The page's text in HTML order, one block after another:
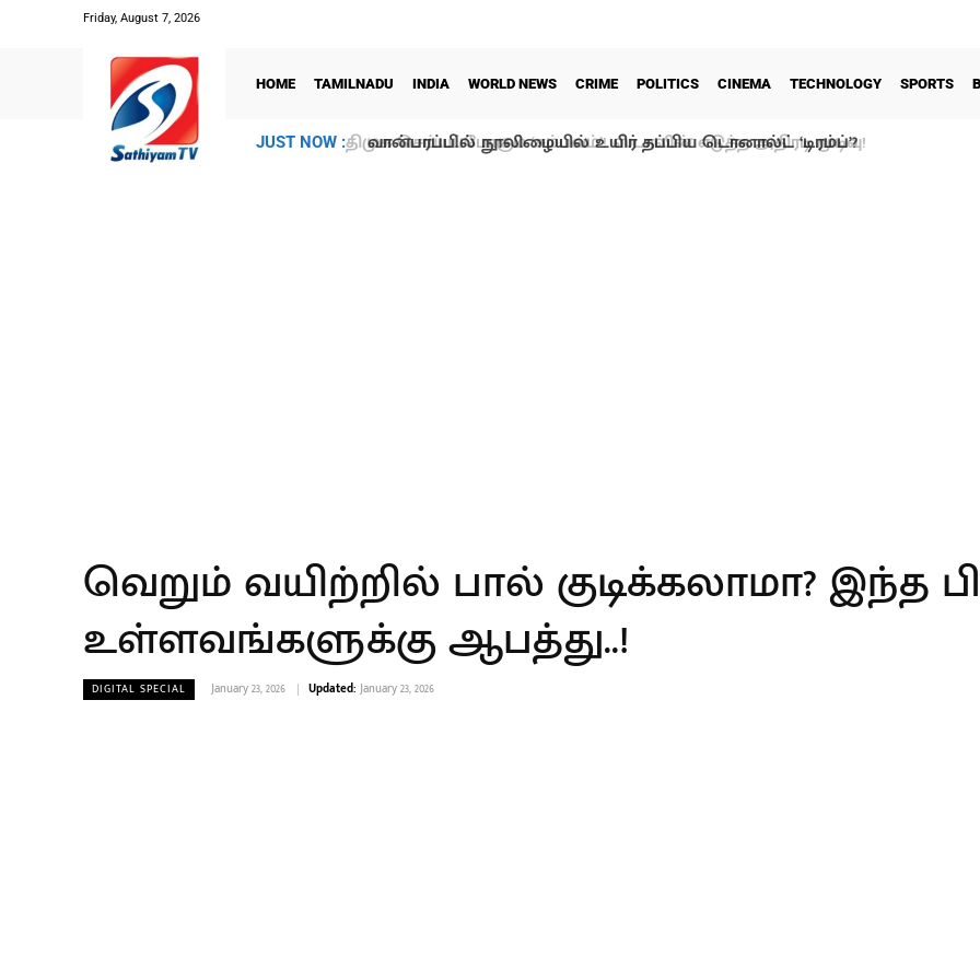
Friday, August 7, 2026
HOME TAMILNADU INDIA WORLD NEWS CRIME POLITICS CINEMA TECHNOLOGY SPORTS
JUST NOW : வான்பரப்பில் நூலிழையில் உயிர் தப்பிய டொனால்ட் ‘டிரம்ப்’?
வெறும் வயிற்றில் பால் குடிக்கலாமா? இந்த
உள்ளவங்களுக்கு ஆபத்து..!
DIGITAL SPECIAL January 23, 2026 Updated: January 23, 2026